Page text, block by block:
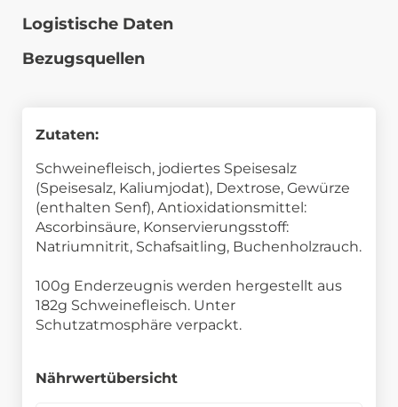
Logistische Daten
Bezugsquellen
Zutaten:
Schweinefleisch, jodiertes Speisesalz
(Speisesalz, Kaliumjodat), Dextrose, Gewürze
(enthalten Senf), Antioxidationsmittel:
Ascorbinsäure, Konservierungsstoff:
Natriumnitrit, Schafsaitling, Buchenholzrauch.
100g Enderzeugnis werden hergestellt aus
182g Schweinefleisch. Unter
Schutzatmosphäre verpackt.
Nährwertübersicht